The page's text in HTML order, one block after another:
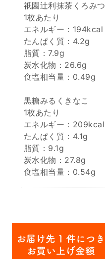
祇園辻利抹茶くろみつ
1枚あたり
エネルギー：194kcal
たんぱく質：4.2g
脂質：7.9g
炭水化物：26.6g
食塩相当量：0.49g
黒糖みるくきなこ
1枚あたり
エネルギー：209kcal
たんぱく質：4.1g
脂質：9.1g
炭水化物：27.8g
食塩相当量：0.54g